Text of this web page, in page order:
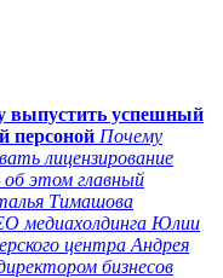
выпустить успешный
персоной Почему
лицензирование
этом главный
Тимашова
медиахолдинга Юлии
центра Андрея
бизнесов